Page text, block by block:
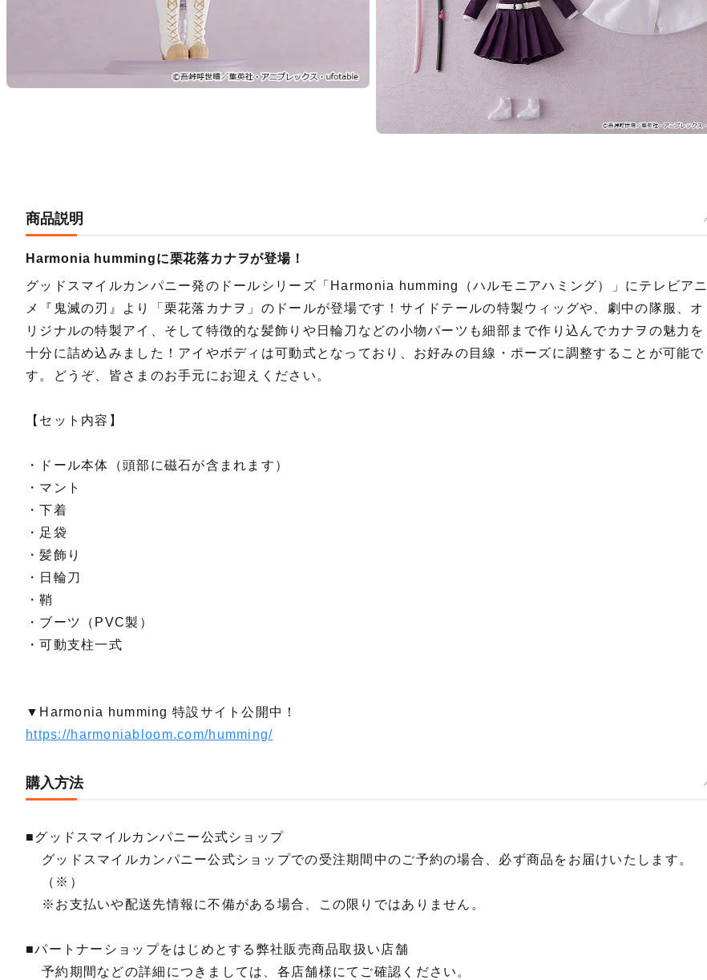
商品説明
Harmonia hummingに栗花落カナヲが登場！
グッドスマイルカンパニー発のドールシリーズ「Harmonia humming（ハルモニアハミング）」にテレビアニ
メ『鬼滅の刃』より「栗花落カナヲ」のドールが登場です！サイドテールの特製ウィッグや、劇中の隊服、オ
リジナルの特製アイ、そして特徴的な髪飾りや日輪刀などの小物パーツも細部まで作り込んでカナヲの魅力を
十分に詰め込みました！アイやボディは可動式となっており、お好みの目線・ポーズに調整することが可能で
す。どうぞ、皆さまのお手元にお迎えください。
【セット内容】
・ドール本体（頭部に磁石が含まれます）
・マント
・下着
・足袋
・髪飾り
・日輪刀
・鞘
・ブーツ（PVC製）
・可動支柱一式
▼Harmonia humming 特設サイト公開中！
https://harmoniabloom.com/humming/
購入方法
■グッドスマイルカンパニー公式ショップ
グッドスマイルカンパニー公式ショップでの受注期間中のご予約の場合、必ず商品をお届けいたします。
（※）
※お支払いや配送先情報に不備がある場合、この限りではありません。
■パートナーショップをはじめとする弊社販売商品取扱い店舗
予約期間などの詳細につきましては、各店舗様にてご確認ください。